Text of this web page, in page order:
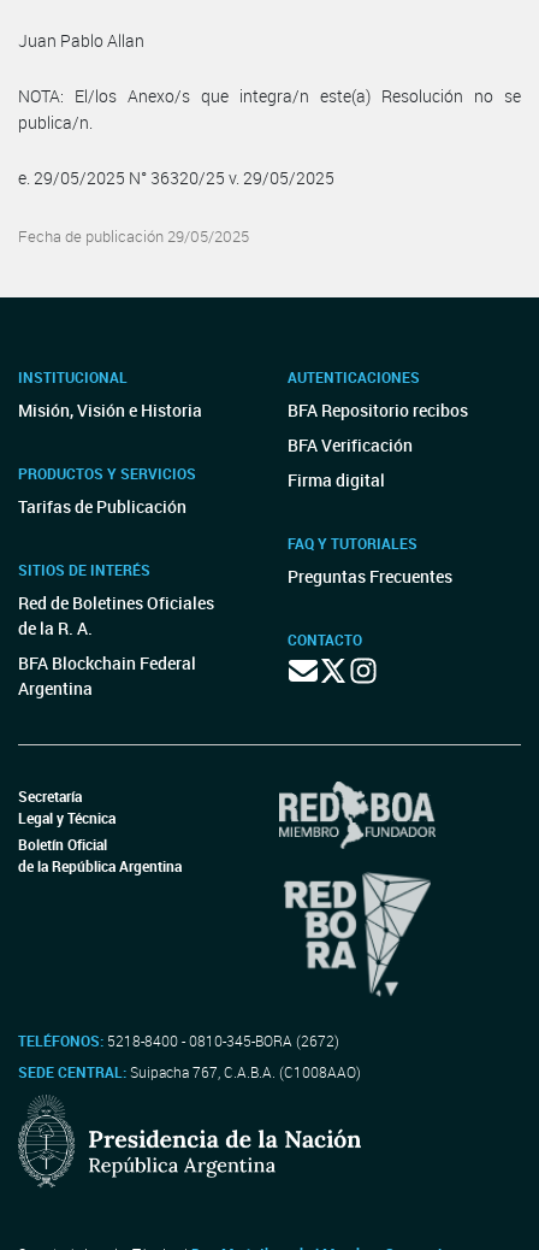
Juan Pablo Allan
NOTA: El/los Anexo/s que integra/n este(a) Resolución no se
publica/n.
e. 29/05/2025 N° 36320/25 v. 29/05/2025
Fecha de publicación 29/05/2025
INSTITUCIONAL
Misión, Visión e Historia
PRODUCTOS Y SERVICIOS
Tarifas de Publicación
SITIOS DE INTERÉS
Red de Boletines Oficiales
de la R. A.
BFA Blockchain Federal
Argentina
AUTENTICACIONES
BFA Repositorio recibos
BFA Verificación
Firma digital
FAQ Y TUTORIALES
Preguntas Frecuentes
CONTACTO
Secretaría
Legal y Técnica
Boletín Oficial
de la República Argentina
TELÉFONOS: 5218-8400 - 0810-345-BORA (2672)
SEDE CENTRAL:Suipacha 767, C.A.B.A. (C1008AAO)